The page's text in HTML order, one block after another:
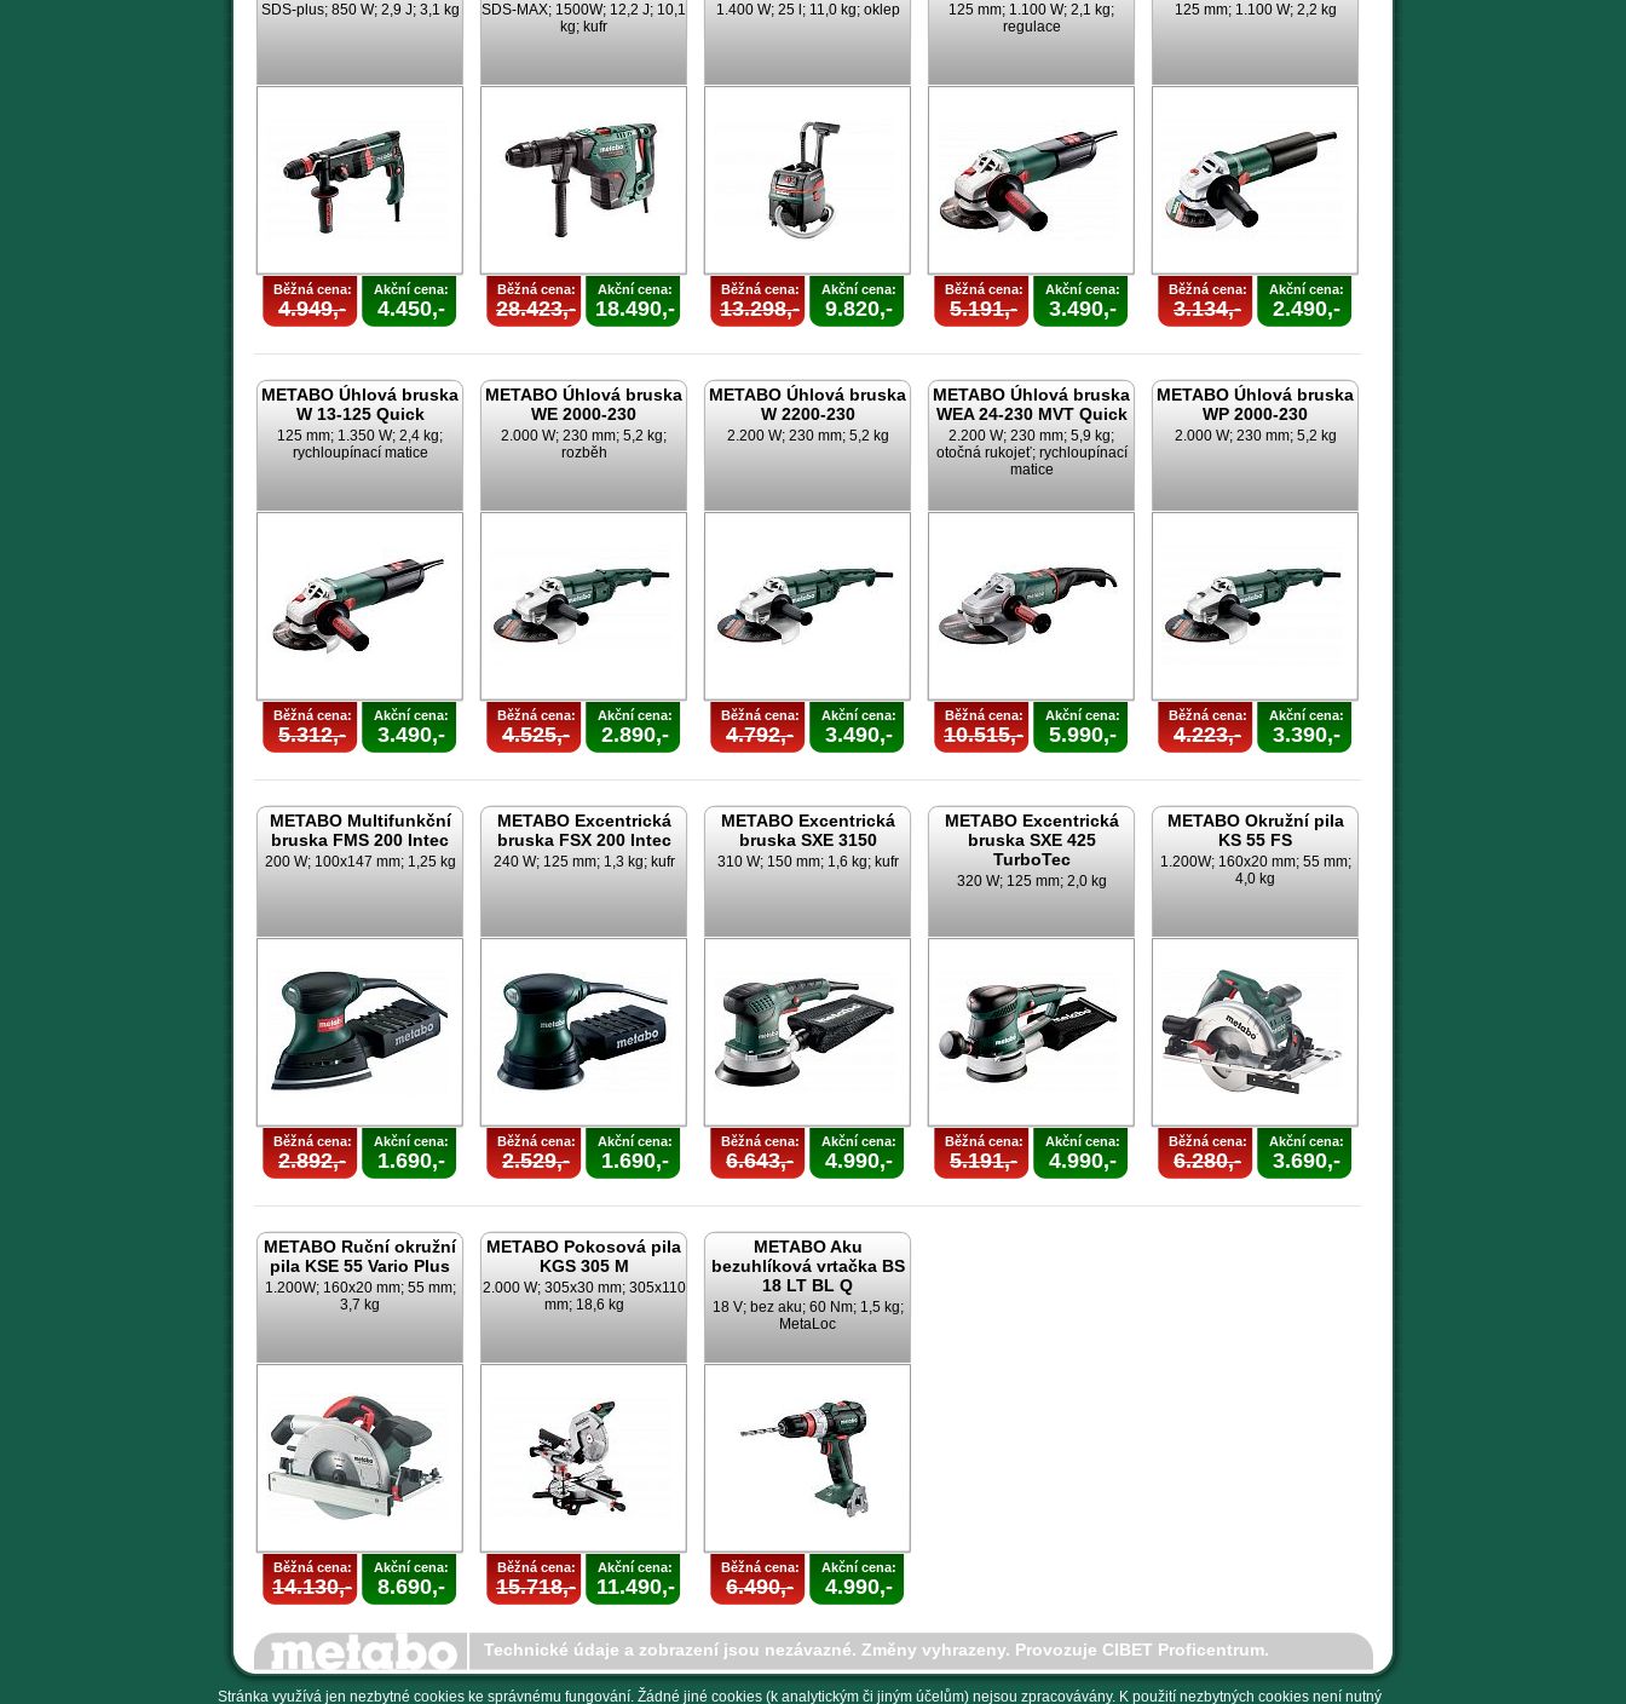
SDS-plus; 850 W; 2,9 J; 3,1 kg
Běžná cena:
4.949,-
Akční cena:
4.450,-
SDS-MAX; 1500W; 12,2 J; 10,1
kg; kufr
Běžná cena:
28.423,-
Akční cena:
18.490,-
1.400 W; 25 l; 11,0 kg; oklep
Běžná cena:
13.298,-
Akční cena:
9.820,-
125 mm; 1.100 W; 2,1 kg;
regulace
Běžná cena:
5.191,-
Akční cena:
3.490,-
125 mm; 1.100 W; 2,2 kg
Běžná cena:
3.134,-
Akční cena:
2.490,-
METABO Úhlová bruska
W 13-125 Quick
125 mm; 1.350 W; 2,4 kg;
rychloupínací matice
Běžná cena:
5.312,-
Akční cena:
3.490,-
METABO Úhlová bruska
WE 2000-230
2.000 W; 230 mm; 5,2 kg;
rozběh
Běžná cena:
4.525,-
Akční cena:
2.890,-
METABO Úhlová bruska
W 2200-230
2.200 W; 230 mm; 5,2 kg
Běžná cena:
4.792,-
Akční cena:
3.490,-
METABO Úhlová bruska
WEA 24-230 MVT Quick
2.200 W; 230 mm; 5,9 kg;
otočná rukojeť; rychloupínací
matice
Běžná cena:
10.515,-
Akční cena:
5.990,-
METABO Úhlová bruska
WP 2000-230
2.000 W; 230 mm; 5,2 kg
Běžná cena:
4.223,-
Akční cena:
3.390,-
METABO Multifunkční
bruska FMS 200 Intec
200 W; 100x147 mm; 1,25 kg
Běžná cena:
2.892,-
Akční cena:
1.690,-
METABO Excentrická
bruska FSX 200 Intec
240 W; 125 mm; 1,3 kg; kufr
Běžná cena:
2.529,-
Akční cena:
1.690,-
METABO Excentrická
bruska SXE 3150
310 W; 150 mm; 1,6 kg; kufr
Běžná cena:
6.643,-
Akční cena:
4.990,-
METABO Excentrická
bruska SXE 425
TurboTec
320 W; 125 mm; 2,0 kg
Běžná cena:
5.191,-
Akční cena:
4.990,-
METABO Okružní pila
KS 55 FS
1.200W; 160x20 mm; 55 mm;
4,0 kg
Běžná cena:
6.280,-
Akční cena:
3.690,-
METABO Ruční okružní
pila KSE 55 Vario Plus
1.200W; 160x20 mm; 55 mm;
3,7 kg
Běžná cena:
14.130,-
Akční cena:
8.690,-
METABO Pokosová pila
KGS 305 M
2.000 W; 305x30 mm; 305x110
mm; 18,6 kg
Běžná cena:
15.718,-
Akční cena:
11.490,-
METABO Aku
bezuhlíková vrtačka BS
18 LT BL Q
18 V; bez aku; 60 Nm; 1,5 kg;
MetaLoc
Běžná cena:
6.490,-
Akční cena:
4.990,-
Technické údaje a zobrazení jsou nezávazné. Změny vyhrazeny. Provozuje CIBET Proficentrum.
Stránka využívá jen nezbytné cookies ke správnému fungování. Žádné jiné cookies (k analytickým či jiným účelům) nejsou zpracovávány. K použití nezbytných cookies není nutný